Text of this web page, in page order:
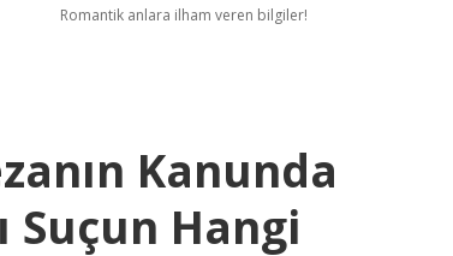
Romantik anlara ilham veren bilgiler!
Kanunda
Suçun Hangi